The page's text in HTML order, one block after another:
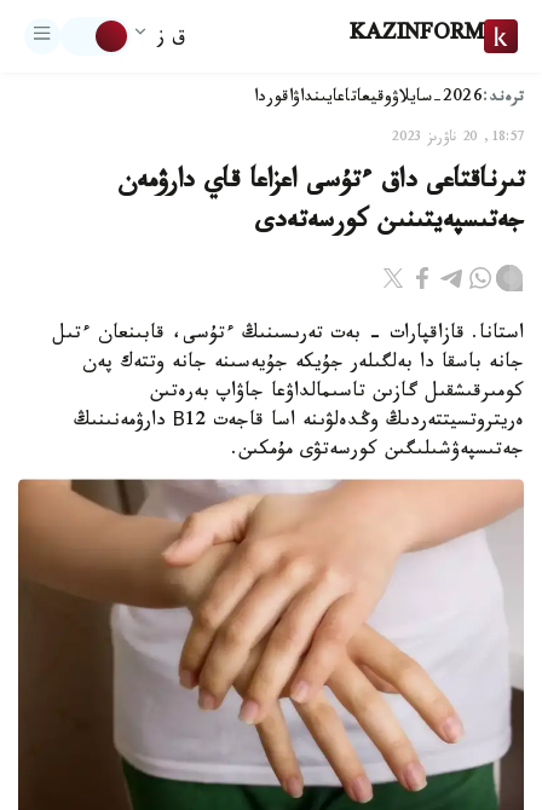
KAZINFORM ق ز
ترەند:2026-سايلاۋ وقيعاتاعايىنداۋاقوردا
18:57, 20 ناۋرىز 2023
تىرناقتاعى داق ءتۇسى اعزاعا قاي دارۋمەن
جەتىسپەيتىنىن كورسەتەدى
استانا. قازاقپارات - بەت تەرىسىنىڭ ءتۇسى، قابىنعان ءتىل
جانە باسقا دا بەلگىلەر جۇيكە جۇيەسىنە جانە وتتەك پەن
كومىرقىشقىل گازىن تاسىمالداۋعا جاۋاپ بەرەتىن
ەريتروتسيتتەردىڭ وڭدەلۋىنە اسا قاجەت В12 دارۋمەنىنىڭ
جەتىسپەۋشىلىگىن كورسەتۋى مۇمكىن.